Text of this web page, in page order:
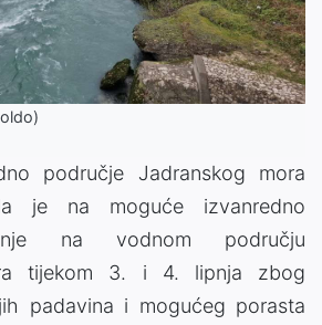
područje Jadranskog mora
je na moguće izvanredno
na vodnom području
tijekom 3. i 4. lipnja zbog
padavina i mogućeg porasta